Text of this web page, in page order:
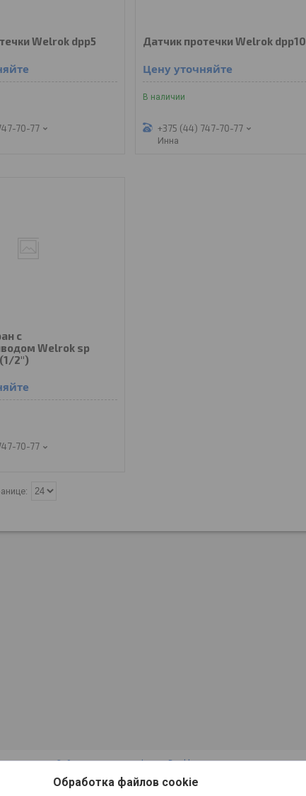
Welrok dpp5
70-77
Датчик протечки Welrok dpp10
Цену уточняйте
В наличии
+375 (44) 747-70-77
Инна
с
Welrok sp
2")
70-77
Сайт создан на платформе Deal.by
Политика обработки файлов cookies
Обработка файлов cookie
ООО "Инкит" | Пожаловаться на контент